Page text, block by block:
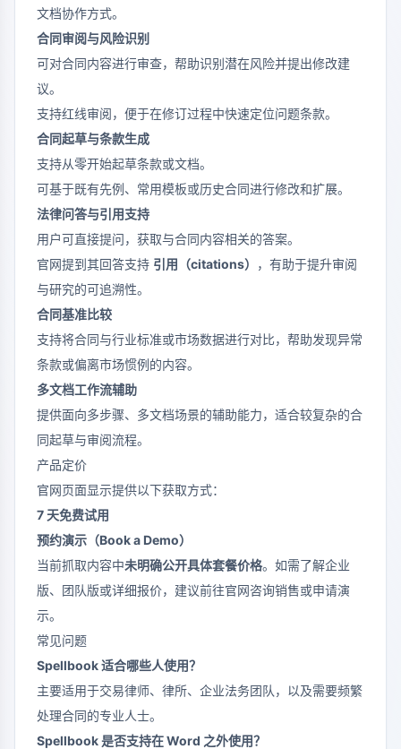
文档协作方式。
合同审阅与风险识别
可对合同内容进行审查，帮助识别潜在风险并提出修改建
议。
支持红线审阅，便于在修订过程中快速定位问题条款。
合同起草与条款生成
支持从零开始起草条款或文档。
可基于既有先例、常用模板或历史合同进行修改和扩展。
法律问答与引用支持
用户可直接提问，获取与合同内容相关的答案。
官网提到其回答支持 引用（citations）
，有助于提升审阅
与研究的可追溯性。
合同基准比较
支持将合同与行业标准或市场数据进行对比，帮助发现异常
条款或偏离市场惯例的内容。
多文档工作流辅助
提供面向多步骤、多文档场景的辅助能力，适合较复杂的合
同起草与审阅流程。
产品定价
官网页面显示提供以下获取方式：
7 天免费试用
预约演示（Book a Demo）
当前抓取内容中未明确公开具体套餐价格。如需了解企业
版、团队版或详细报价，建议前往官网咨询销售或申请演
示。
常见问题
Spellbook 适合哪些人使用？
主要适用于交易律师、律所、企业法务团队，以及需要频繁
处理合同的专业人士。
Spellbook 是否支持在 Word 之外使用？